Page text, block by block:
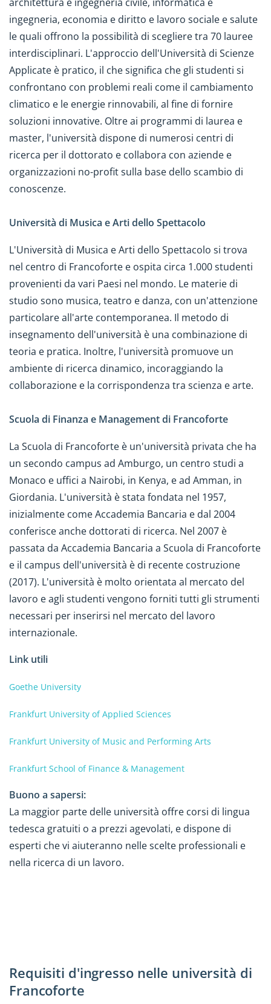
ingegneria, economia e diritto e lavoro sociale e salute
le quali offrono la possibilità di scegliere tra 70 lauree
interdisciplinari. L'approccio dell'Università di Scienze
Applicate è pratico, il che significa che gli studenti si
confrontano con problemi reali come il cambiamento
climatico e le energie rinnovabili, al fine di fornire
soluzioni innovative. Oltre ai programmi di laurea e
master, l'università dispone di numerosi centri di
ricerca per il dottorato e collabora con aziende e
organizzazioni no-profit sulla base dello scambio di
conoscenze.
Università di Musica e Arti dello Spettacolo
L'Università di Musica e Arti dello Spettacolo si trova
nel centro di Francoforte e ospita circa 1.000 studenti
provenienti da vari Paesi nel mondo. Le materie di
studio sono musica, teatro e danza, con un'attenzione
particolare all'arte contemporanea. Il metodo di
insegnamento dell'università è una combinazione di
teoria e pratica. Inoltre, l'università promuove un
ambiente di ricerca dinamico, incoraggiando la
collaborazione e la corrispondenza tra scienza e arte.
Scuola di Finanza e Management di Francoforte
La Scuola di Francoforte è un'università privata che ha
un secondo campus ad Amburgo, un centro studi a
Monaco e uffici a Nairobi, in Kenya, e ad Amman, in
Giordania. L'università è stata fondata nel 1957,
inizialmente come Accademia Bancaria e dal 2004
conferisce anche dottorati di ricerca. Nel 2007 è
passata da Accademia Bancaria a Scuola di Francoforte
e il campus dell'università è di recente costruzione
(2017). L'università è molto orientata al mercato del
lavoro e agli studenti vengono forniti tutti gli strumenti
necessari per inserirsi nel mercato del lavoro
internazionale.
Link utili
Goethe University
Frankfurt University of Applied Sciences
Frankfurt University of Music and Performing Arts
Frankfurt School of Finance & Management
Buono a sapersi:
La maggior parte delle università offre corsi di lingua
tedesca gratuiti o a prezzi agevolati, e dispone di
esperti che vi aiuteranno nelle scelte professionali e
nella ricerca di un lavoro.
Requisiti d'ingresso nelle università di
Francoforte